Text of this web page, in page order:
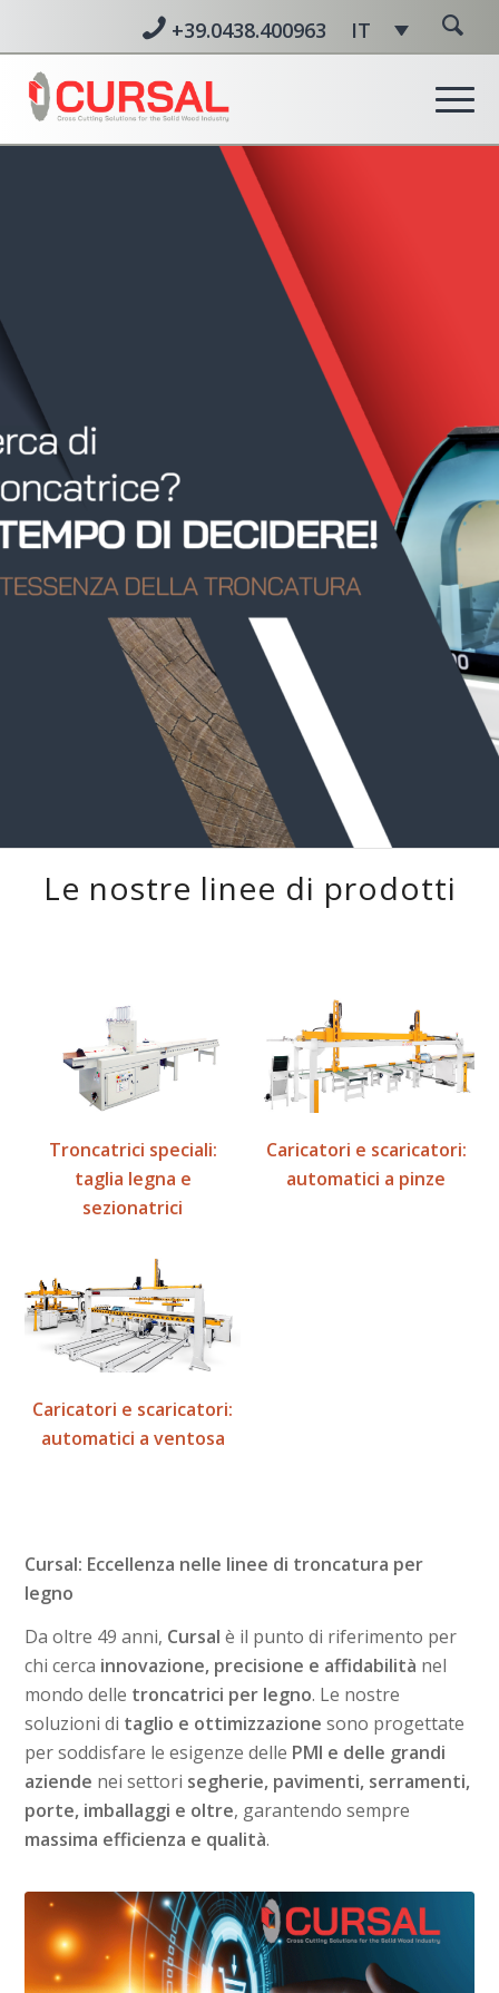
IT
+39.0438.400963
Le nostre linee di prodotti
Troncatrici speciali:
taglia legna e
sezionatrici
Caricatori e scaricatori:
automatici a pinze
Caricatori e scaricatori:
automatici a ventosa
Cursal: Eccellenza nelle linee di troncatura per
legno
Da oltre 49 anni, Cursal è il punto di riferimento per
chi cerca innovazione, precisione e affidabilità nel
mondo delle troncatrici per legno. Le nostre
soluzioni di taglio e ottimizzazione sono progettate
per soddisfare le esigenze delle PMI e delle grandi
aziende nei settori segherie, pavimenti, serramenti,
porte, imballaggi e oltre, garantendo sempre
massima efficienza e qualità.